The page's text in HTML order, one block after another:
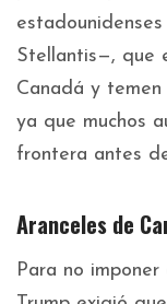
Stellantis—, que
Canadá y
ya que muchos
frontera antes
Aranceles de
Para no